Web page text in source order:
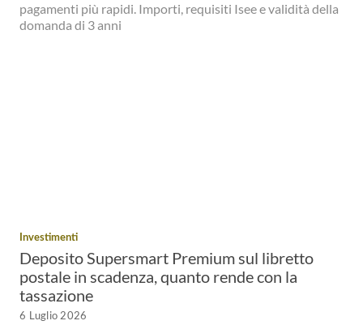
pagamenti più rapidi. Importi, requisiti Isee e validità della
domanda di 3 anni
Investimenti
Deposito Supersmart Premium sul libretto
postale in scadenza, quanto rende con la
tassazione
6 Luglio 2026